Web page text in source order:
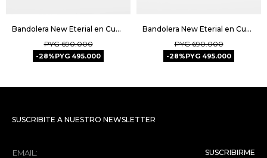
Bandolera New Eterial en Cuero Graneado - Bordeaux
PYG 690.000
28 PYG 495.000
Bandolera New Eterial en Cuero Croco Shine - Cuoio
PYG 690.000
28 PYG 495.000
SUSCRIBITE A NUESTRO NEWSLETTER
SUSCRIBIRME